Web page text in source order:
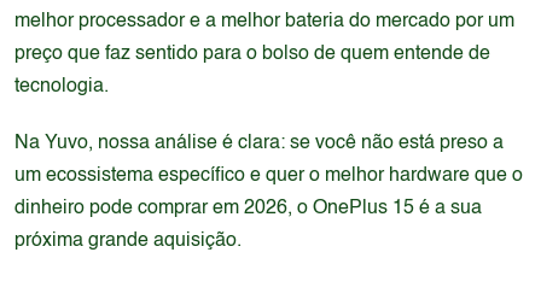
melhor processador e a melhor bateria do mercado por um
preço que faz sentido para o bolso de quem entende de
tecnologia.
Na Yuvo, nossa análise é clara: se você não está preso a
um ecossistema específico e quer o melhor hardware que o
dinheiro pode comprar em 2026, o OnePlus 15 é a sua
próxima grande aquisição.